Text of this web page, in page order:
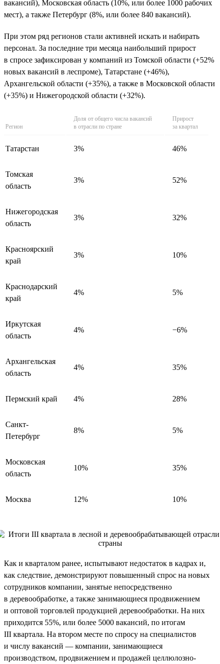
вакансий), Московская область (10%, или более 1000 рабочих
мест), а также Петербург (8%, или более 840 вакансий).
При этом ряд регионов стали активней искать и набирать
персонал. За последние три месяца наибольший прирост
в спросе зафиксирован у компаний из Томской области (+52%
новых вакансий в леспроме), Татарстане (+46%),
Архангельской области (+35%), а также в Московской области
(+35%) и Нижегородской области (+32%).
Регион
Доля от общего числа вакансий
в отрасли по стране
Прирост
за квартал
Татарстан 3% 46%
Томская
область
3% 52%
Нижегородская
область
3% 32%
Красноярский
край
3% 10%
Краснодарский
край
4% 5%
Иркутская
область
4% −6%
Архангельская
область
4% 35%
Пермский край 4% 28%
Санкт-
Петербург
8% 5%
Московская
область
10% 35%
Москва 12% 10%
Как и кварталом ранее, испытывают недостаток в кадрах и,
как следствие, демонстрируют повышенный спрос на новых
сотрудников компании, занятые непосредственно
в деревообработке, а также занимающиеся продвижением
и оптовой торговлей продукцией деревообработки. На них
приходится 55%, или более 5000 вакансий, по итогам
III квартала. На втором месте по спросу на специалистов
и числу вакансий — компании, занимающиеся
производством, продвижением и продажей целлюлозно-